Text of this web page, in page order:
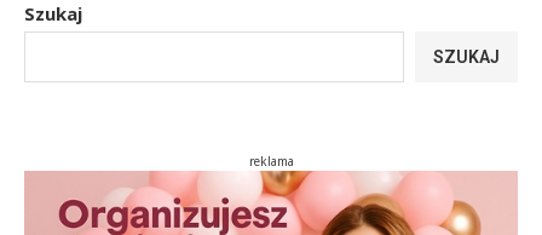
Szukaj
SZUKAJ
reklama